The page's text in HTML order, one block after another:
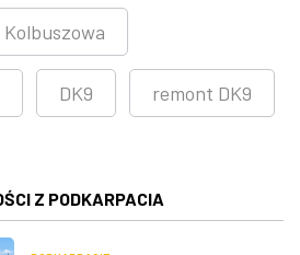
Kolbuszowa
DK9 remont DK9
Z PODKARPACIA